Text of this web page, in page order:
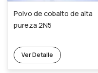
Polvo de cobalto de alta
pureza 2N5
Ver Detalle